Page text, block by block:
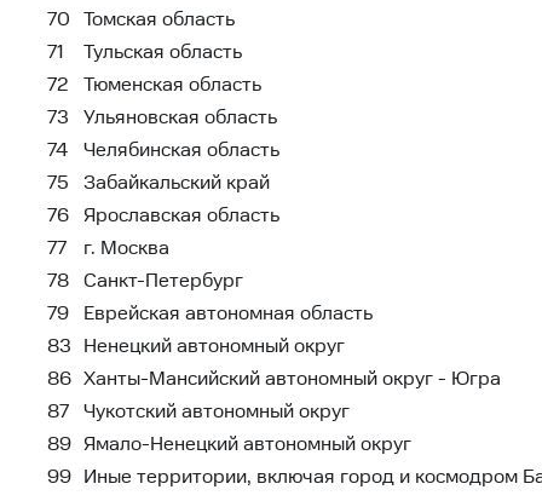
70
Томская область
71
Тульская область
72
Тюменская область
73
Ульяновская область
74
Челябинская область
75
Забайкальский край
76
Ярославская область
77
г. Москва
78
Санкт-Петербург
79
Еврейская автономная область
83
Ненецкий автономный округ
86 Ханты-Мансийский автономный округ - Югра
87
Чукотский автономный округ
89 Ямало-Ненецкий автономный округ
99 Иные территории, включая город и космодром